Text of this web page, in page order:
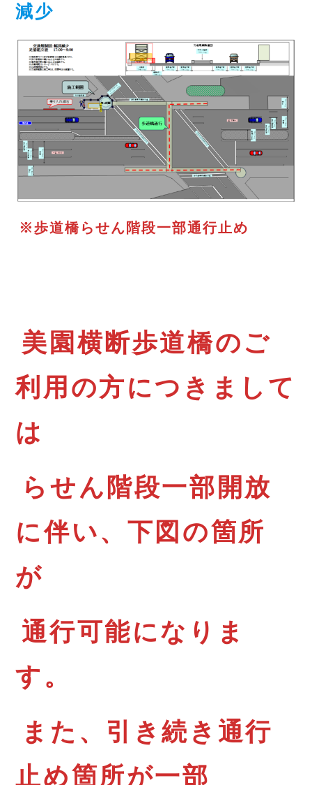
減少
※歩道橋らせん階段一部通行止め
美園横断歩道橋のご
利用の方につきまして
は
らせん階段一部開放
に伴い、下図の箇所
が
通行可能になりま
す。
また、引き続き通行
止め箇所が一部